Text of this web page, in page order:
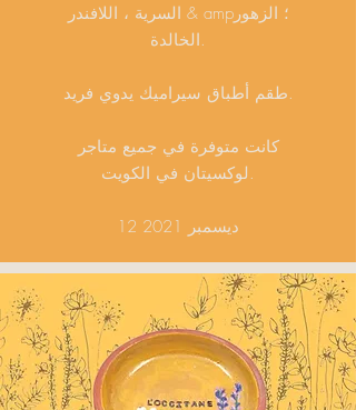
السرية ، اللافندر & amp؛ الزهور
الخالدة.
طقم أطباق سيراميك يدوي فريد.
كانت متوفرة في جميع متاجر
لوكسيتان في الكويت.
12 ديسمبر 2021